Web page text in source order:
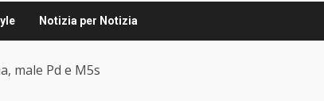
Notizia per Notizia
male Pd e M5s